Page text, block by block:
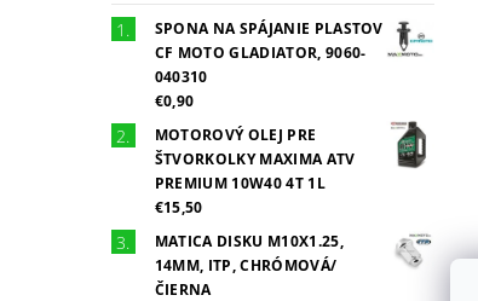
SPONA NA SPÁJANIE PLASTOV
CF MOTO GLADIATOR, 9060-
040310
€0,90
MOTOROVÝ OLEJ PRE
ŠTVORKOLKY MAXIMA ATV
PREMIUM 10W40 4T 1L
€15,50
MATICA DISKU M10X1.25,
14MM, ITP, CHRÓMOVÁ/
ČIERNA